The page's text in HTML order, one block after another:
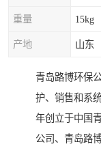
重量 15kg
产地 山东
青岛路博环保
护、销售和系
年创立于中国
公司、青岛路